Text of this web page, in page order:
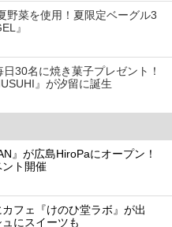
野菜を使用！夏限定ベーグル3
』
30名に焼き菓子プレゼント！
』が汐留に誕生
』が広島HiroPaにオープン！
ト開催
フェ『けのひ堂ラボ』が出
にスイーツも